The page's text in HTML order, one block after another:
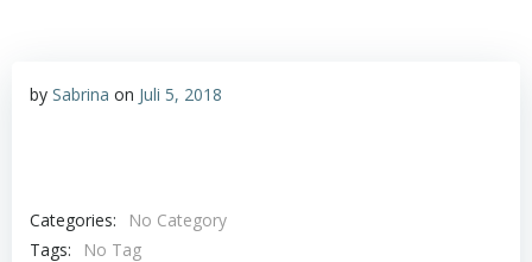
by Sabrina on Juli 5, 2018
Categories:
No Category
Tags:
No Tag